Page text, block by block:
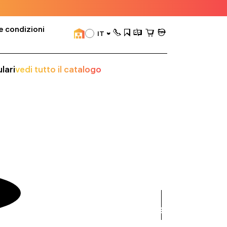
condizioni
IT
vedi tutto il catalogo
visualizza
tutto